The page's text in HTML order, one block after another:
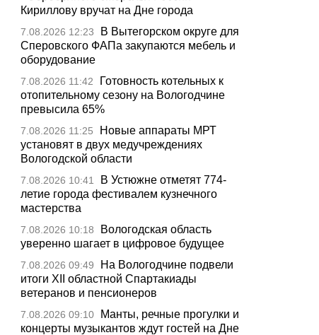
Кириллову вручат на Дне города
7.08.2026 12:23
В Вытегорском округе для
Сперовского ФАПа закупаются мебель и
оборудование
7.08.2026 11:42
Готовность котельных к
отопительному сезону на Вологодчине
превысила 65%
7.08.2026 11:25
Новые аппараты МРТ
установят в двух медучреждениях
Вологодской области
7.08.2026 10:41
В Устюжне отметят 774-
летие города фестивалем кузнечного
мастерства
7.08.2026 10:18
Вологодская область
уверенно шагает в цифровое будущее
7.08.2026 09:49
На Вологодчине подвели
итоги XII областной Спартакиады
ветеранов и пенсионеров
7.08.2026 09:10
Манты, речные прогулки и
концерты музыкантов ждут гостей на Дне